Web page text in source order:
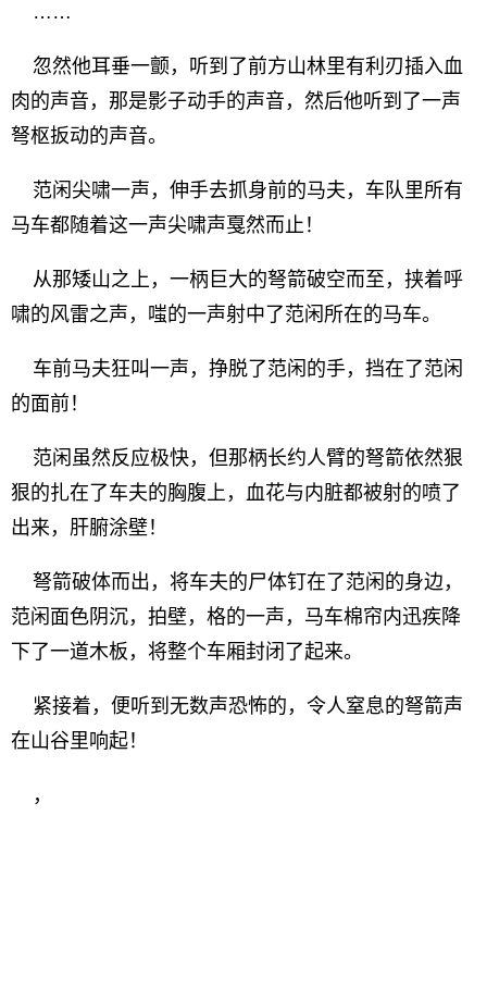
……
忽然他耳垂一颤，听到了前方山林里有利刃插入血
肉的声音，那是影子动手的声音，然后他听到了一声
弩枢扳动的声音。
范闲尖啸一声，伸手去抓身前的马夫，车队里所有
马车都随着这一声尖啸声戛然而止！
从那矮山之上，一柄巨大的弩箭破空而至，挟着呼
啸的风雷之声，嗤的一声射中了范闲所在的马车。
车前马夫狂叫一声，挣脱了范闲的手，挡在了范闲
的面前！
范闲虽然反应极快，但那柄长约人臂的弩箭依然狠
狠的扎在了车夫的胸腹上，血花与内脏都被射的喷了
出来，肝腑涂壁！
弩箭破体而出，将车夫的尸体钉在了范闲的身边，
范闲面色阴沉，拍壁，格的一声，马车棉帘内迅疾降
下了一道木板，将整个车厢封闭了起来。
紧接着，便听到无数声恐怖的，令人窒息的弩箭声
在山谷里响起！
，